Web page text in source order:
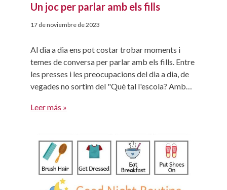
Un joc per parlar amb els fills
17 de noviembre de 2023
Al dia a dia ens pot costar trobar moments i
temes de conversa per parlar amb els fills. Entre
les presses i les preocupacions del dia a dia, de
vegades no sortim del "Què tal l'escola? Amb
donar una empenta a aquestes converses i, de
Leer más »